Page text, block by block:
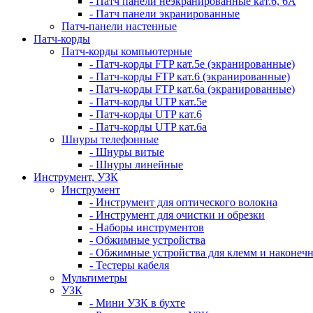
- Патч панели экранированные
Патч-панели настенные
Патч-корды
Патч-корды компьютерные
- Патч-корды FTP кат.5е (экранированные)
- Патч-корды FTP кат.6 (экранированные)
- Патч-корды FTP кат.6а (экранированные)
- Патч-корды UTP кат.5е
- Патч-корды UTP кат.6
- Патч-корды UTP кат.6а
Шнуры телефонные
- Шнуры витые
- Шнуры линейные
Инструмент, УЗК
Инструмент
- Инструмент для оптического волокна
- Инструмент для очистки и обрезки
- Наборы инструментов
- Обжимные устройства
- Обжимные устройства для клемм и
- Тестеры кабеля
Мультиметры
УЗК
- Мини УЗК в бухте